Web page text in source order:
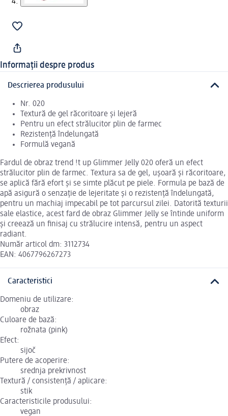
Informații despre produs
Descrierea produsului
Nr. 020
Textură de gel răcoritoare și lejeră
Pentru un efect strălucitor plin de farmec
Rezistență îndelungată
Formulă vegană
Fardul de obraz trend !t up Glimmer Jelly 020 oferă un efect
strălucitor plin de farmec. Textura sa de gel, ușoară și răcoritoare,
se aplică fără efort și se simte plăcut pe piele. Formula pe bază de
apă asigură o senzație de lejeritate și o rezistență îndelungată,
pentru un machiaj impecabil pe tot parcursul zilei. Datorită texturii
sale elastice, acest fard de obraz Glimmer Jelly se întinde uniform
și creează un finisaj cu strălucire intensă, pentru un aspect
radiant.
Număr articol dm: 3112734
EAN: 4067796267273
Caracteristici
Domeniu de utilizare:
obraz
Culoare de bază:
rožnata (pink)
Efect:
sijoč
Putere de acoperire:
srednja prekrivnost
Textură / consistență / aplicare:
stik
Caracteristicile produsului:
vegan